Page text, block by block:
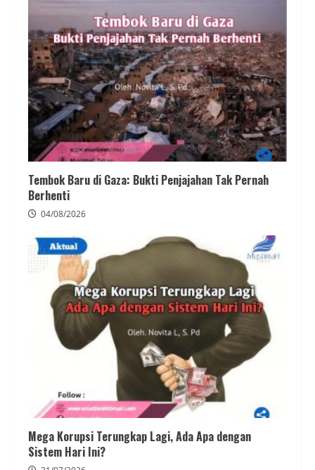
Tembok Baru di Gaza: Bukti Penjajahan Tak Pernah
Berhenti
04/08/2026
Mega Korupsi Terungkap Lagi, Ada Apa dengan
Sistem Hari Ini?